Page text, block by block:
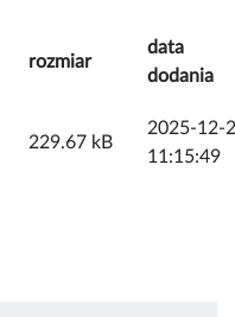
rozmiar
data
dodania
229.67 kB
2025-12-
11:15:49